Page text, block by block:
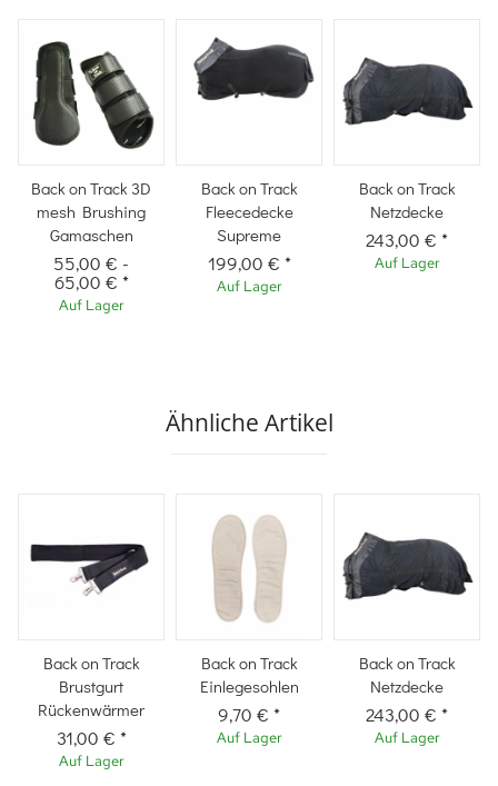
Back on Track 3D
mesh Brushing
Gamaschen
55,00 € -
65,00 € *
Auf Lager
Back on Track
Fleecedecke
Supreme
199,00 € *
Auf Lager
Back on Track
Netzdecke
243,00 € *
Auf Lager
Ähnliche Artikel
Back on Track
Brustgurt
Rückenwärmer
31,00 € *
Auf Lager
Back on Track
Einlegesohlen
9,70 € *
Auf Lager
Back on Track
Netzdecke
243,00 € *
Auf Lager